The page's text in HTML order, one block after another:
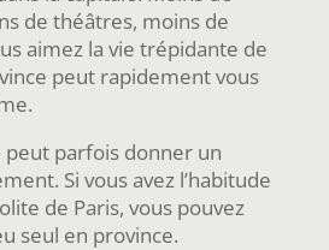
de théâtres, moins de
aimez la vie trépidante de
peut rapidement vous
peut parfois donner un
Si vous avez l’habitude
de Paris, vous pouvez
seul en province.